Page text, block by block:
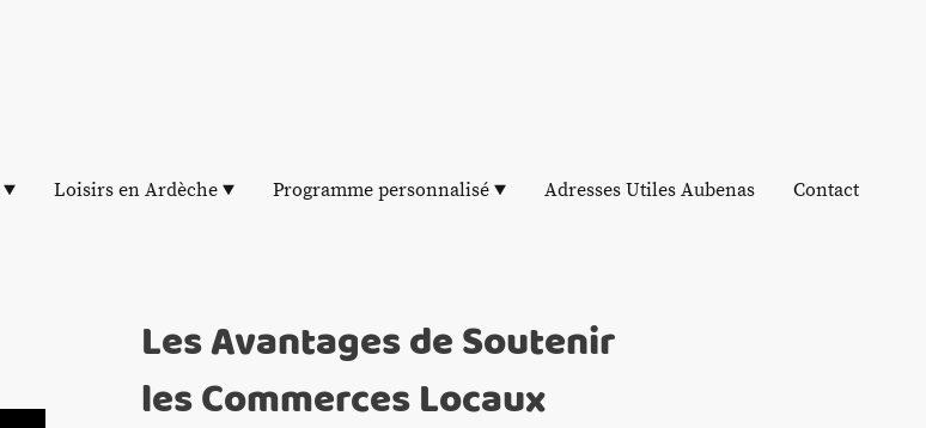
Loisirs en Ardèche Programme personnalisé Adresses Utiles Aubenas Contact
Les Avantages de Soutenir
les Commerces Locaux